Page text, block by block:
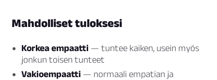
Mahdolliset tuloksesi
Korkea empaatti — tuntee kaiken, usein myös
jonkun toisen tunteet
Vakioempaatti — normaali empatian ja